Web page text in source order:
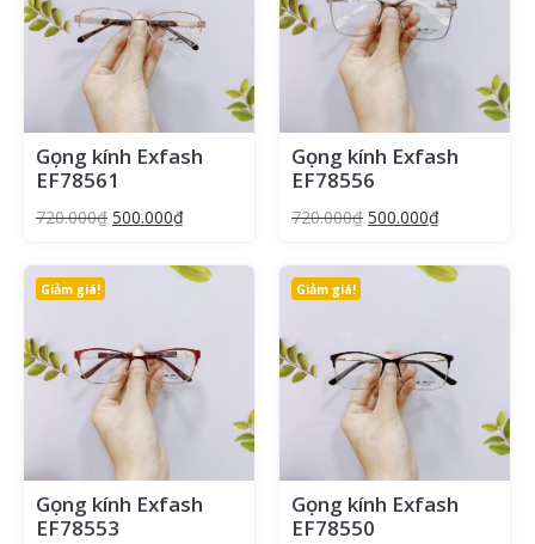
Gọng kính Exfash
EF78561
720.000₫ 500.000₫
Gọng kính Exfash
EF78556
720.000₫ 500.000₫
Giảm giá!
Gọng kính Exfash
EF78553
Giảm giá!
Gọng kính Exfash
EF78550